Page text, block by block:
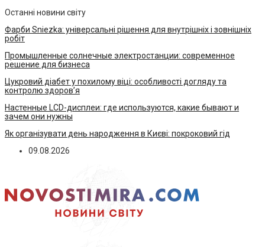
Останні новини світу
Фарби Sniezka: універсальні рішення для внутрішніх і зовнішніх
робіт
Промышленные солнечные электростанции: современное
решение для бизнеса
Цукровий діабет у похилому віці: особливості догляду та
контролю здоров’я
Настенные LCD-дисплеи: где используются, какие бывают и
зачем они нужны
Як організувати день народження в Києві: покроковий гід
09.08.2026